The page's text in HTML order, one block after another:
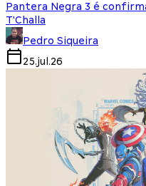
Pantera Negra 3 é
T'Challa
Pedro Siqueira
25.jul.26